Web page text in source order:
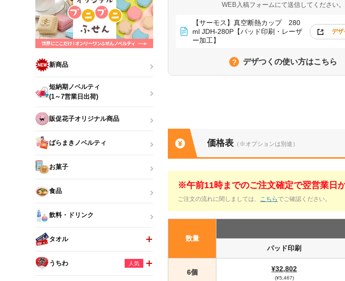
WEB入稿フォームにて送信してください。
【サーモス】真空断熱カップ 280
ml JDH-280P【パッド印刷・レーザ
ー加工】
デザ
デザつくの使い方はこちら
価格表 （※オプションは別途）
※午前11時までのご注文確定で翌営業日
ご注文の流れに関しましては、 こちら でご確認ください。
数量
パッド印刷
6個 ¥32,802
(¥5,467)
新商品
短納期ノベルティ
(1～7営業日出荷)
販促花子オリジナル商品
ばらまきノベルティ
お菓子
食品
飲料・ドリンク
タオル
うちわ 人気